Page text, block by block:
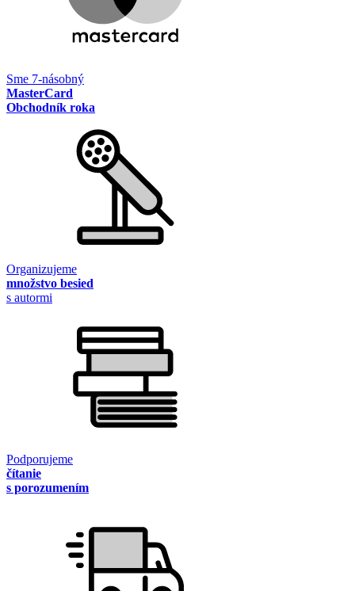
Sme 7-násobný
MasterCard
Obchodník roka
Organizujeme
množstvo besied
s autormi
Podporujeme
čítanie
s porozumením